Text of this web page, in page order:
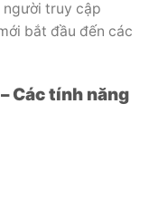
người truy cập
bắt đầu đến các
Các tính năng